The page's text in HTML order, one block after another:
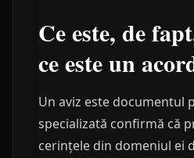
Ce este, de
ce este un
Un aviz este documentul
specializată confirmă că
cerințele din domeniul ei